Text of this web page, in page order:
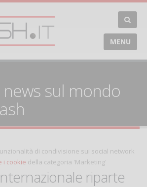
MENU
sul mondo
di condivisione sui social network
i cookie della categoria 'Marketing'
riparte